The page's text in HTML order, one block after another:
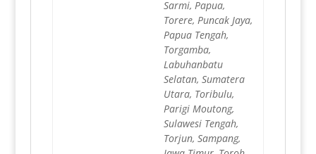
Sarmi, Papua,
Torere, Puncak Jaya,
Papua Tengah,
Torgamba,
Labuhanbatu
Selatan, Sumatera
Utara, Toribulu,
Parigi Moutong,
Sulawesi Tengah,
Torjun, Sampang,